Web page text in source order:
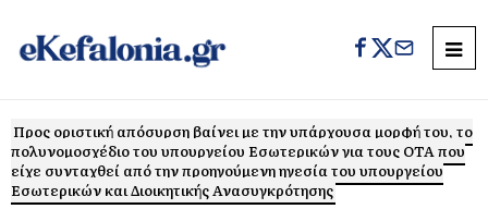
Προς οριστική απόσυρση βαίνει με την υπάρχουσα μορφή του, το
πολυνομοσχέδιο του υπουργείου Εσωτερικών για τους ΟΤΑ που
είχε συνταχθεί από την προηγούμενη ηγεσία του υπουργείου
Εσωτερικών και Διοικητικής Ανασυγκρότησης